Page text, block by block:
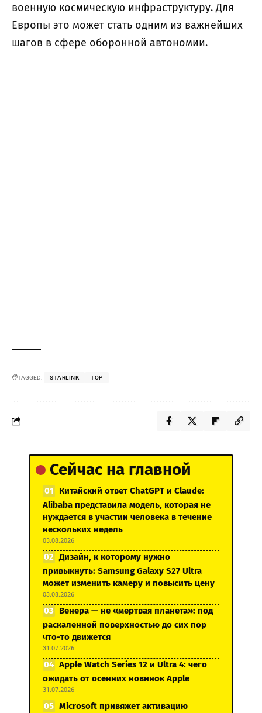
военную космическую инфраструктуру. Для
Европы это может стать одним из важнейших
шагов в сфере оборонной автономии.
TAGGED: STARLINK TOP
Сейчас на главной
Китайский ответ ChatGPT и Claude:
Alibaba представила модель, которая не
нуждается в участии человека в течение
нескольких недель
03.08.2026
Дизайн, к которому нужно
привыкнуть: Samsung Galaxy S27 Ultra
может изменить камеру и повысить цену
03.08.2026
Венера — не «мертвая планета»: под
раскаленной поверхностью до сих пор
что-то движется
31.07.2026
Apple Watch Series 12 и Ultra 4: чего
ожидать от осенних новинок Apple
31.07.2026
Microsoft привяжет активацию